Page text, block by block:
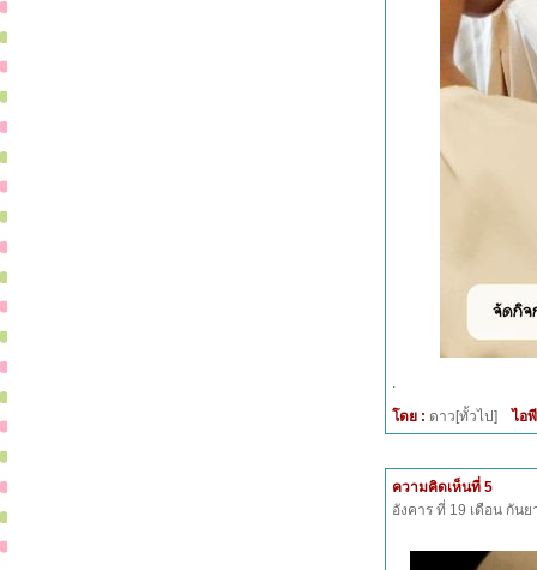
.
โดย : ดาว[ทั้วไป] ไอ
ความคิดเห็นที่ 5
อังคาร ที่ 19 เดือน กัน